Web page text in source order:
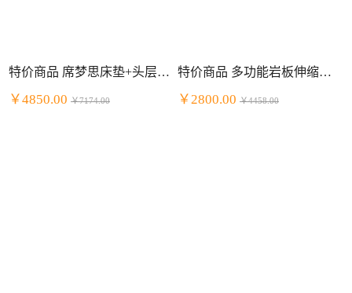
特价商品 席梦思床垫+头层牛皮床套装 明星组合
￥4850.00 ￥7174.00
特价商品 多功能岩板伸缩餐桌餐厅套装 一桌四椅
￥2800.00 ￥4458.00